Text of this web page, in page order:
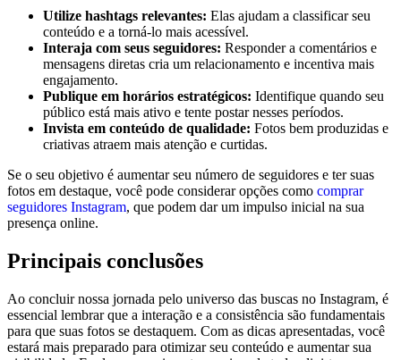
Utilize hashtags relevantes: Elas ajudam a ⁤classificar seu
conteúdo e a torná-lo mais acessível.
Interaja‍ com seus seguidores: Responder a comentários e
mensagens diretas cria⁣ um relacionamento e incentiva mais
engajamento.
Publique em horários estratégicos: Identifique quando seu
público está mais ‍ativo e⁤ tente postar nesses períodos.
Invista em conteúdo de⁢ qualidade: ⁤Fotos bem ⁢produzidas e
⁤criativas atraem mais atenção e curtidas.
Se o seu objetivo é aumentar ⁤seu número de seguidores e ter suas
fotos em destaque, você pode considerar opções como comprar
seguidores Instagram, que podem dar um impulso inicial na sua‌
presença online.
Principais conclusões
Ao concluir nossa jornada ‌pelo universo das buscas no Instagram, é
essencial lembrar que a interação e a consistência são fundamentais
para que suas fotos se destaquem. Com ⁣as dicas apresentadas, você
estará mais preparado para otimizar seu conteúdo e aumentar sua